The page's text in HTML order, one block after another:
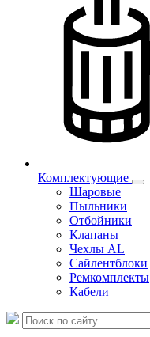
Комплектующие
Шаровые
Пыльники
Отбойники
Клапаны
Чехлы AL
Сайлентблоки
Ремкомплекты
Кабели